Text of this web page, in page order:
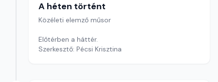
A héten történt
Közéleti elemző műsor
Előtérben a háttér.
Szerkesztő: Pécsi Krisztina